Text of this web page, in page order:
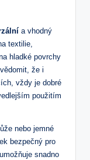
a vhodný
textilie,
hladké povrchy
že i
vždy je dobré
použitím
nebo jemné
bezpečný pro
snadno